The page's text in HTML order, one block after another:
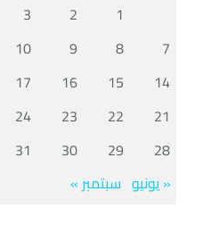
1
2
3
7
8
9
10
14
15
16
17
21
22
23
24
28
29
30
31
« يونيو سبتمبر »